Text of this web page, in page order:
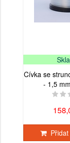
Cívka se
- 1,5